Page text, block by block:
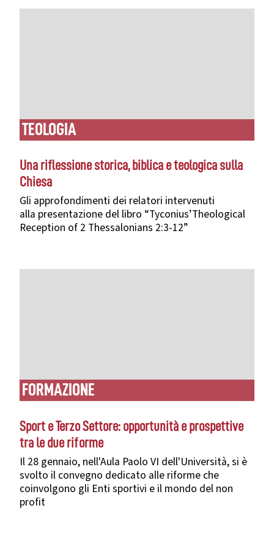
TEOLOGIA
Una riflessione storica, biblica e teologica sulla
Chiesa
Gli approfondimenti dei relatori intervenuti
alla presentazione del libro “Tyconius’Theological
Reception of 2 Thessalonians 2:3-12”
FORMAZIONE
Sport e Terzo Settore: opportunità e prospettive
tra le due riforme
Il 28 gennaio, nell'Aula Paolo VI dell'Università, si è
svolto il convegno dedicato alle riforme che
coinvolgono gli Enti sportivi e il mondo del non
profit